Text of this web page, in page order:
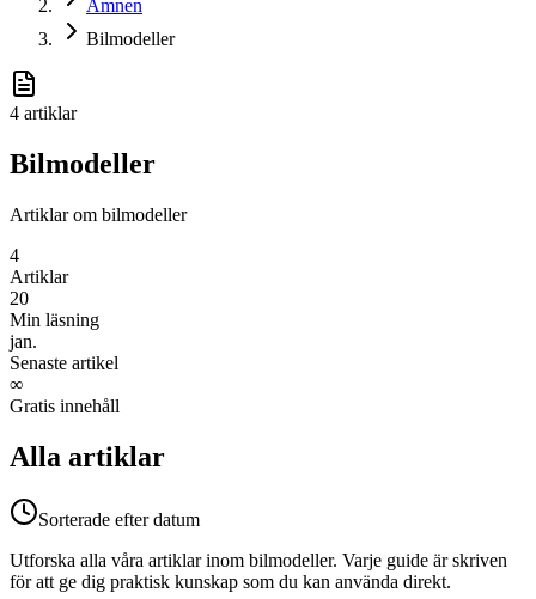
Ämnen
Bilmodeller
4 artiklar
Bilmodeller
Artiklar om bilmodeller
4
Artiklar
20
Min läsning
jan.
Senaste artikel
∞
Gratis innehåll
Alla artiklar
Sorterade efter datum
Utforska alla våra artiklar inom bilmodeller. Varje guide är skriven
för att ge dig praktisk kunskap som du kan använda direkt.